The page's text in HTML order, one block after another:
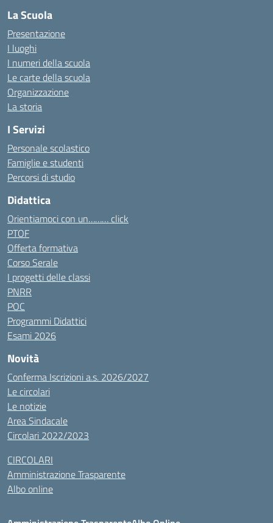
La Scuola
Presentazione
I luoghi
I numeri della scuola
Le carte della scuola
Organizzazione
La storia
I Servizi
Personale scolastico
Famiglie e studenti
Percorsi di studio
Didattica
Orientiamoci con un……… click
PTOF
Offerta formativa
Corso Serale
I progetti delle classi
PNRR
POC
Programmi Didattici
Esami 2026
Novità
Conferma Iscrizioni a.s. 2026/2027
Le circolari
Le notizie
Area Sindacale
Circolari 2022/2023
CIRCOLARI
Amministrazione Trasparente
Albo online